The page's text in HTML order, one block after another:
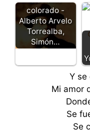
colorado -
Alberto Arvelo
Torrealba,
Simón…
Y se
Mi amor
Se
Se